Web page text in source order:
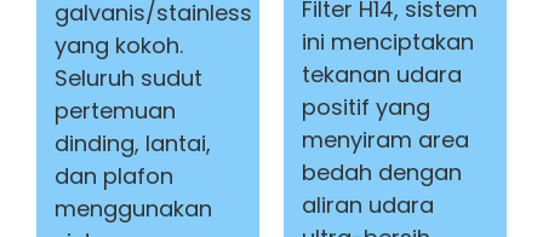
galvanis/stainless
yang kokoh.
Seluruh sudut
pertemuan
dinding, lantai,
dan plafon
menggunakan
Filter H14, sistem
ini menciptakan
tekanan udara
positif yang
menyiram area
bedah dengan
aliran udara